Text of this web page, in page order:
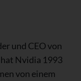
und CEO von
Nvidia 1993
von einem